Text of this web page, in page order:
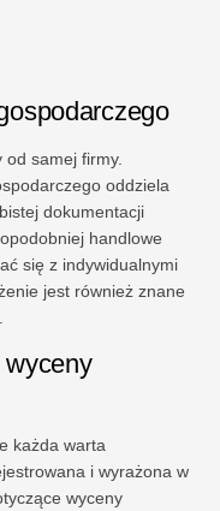
od samej firmy.
oddziela
dokumentacji
handlowe
się z indywidualnymi
jest również znane
wyceny
każda warta
i wyrażona w
wyceny